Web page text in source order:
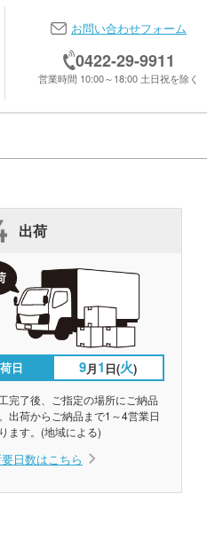
お問い合わせフォーム
0422-29-9911
営業時間 10:00～18:00 土日祝を除く
出荷
日 9月1 日(火)
完了後、ご指定の場所にご納品
出荷からご納品まで1～4営業日
ます。(地域による)
日数はこちら